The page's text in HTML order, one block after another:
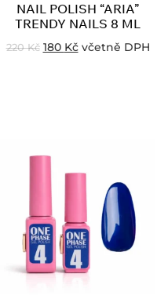
NAIL POLISH “ARIA”
TRENDY NAILS 8 ML
220Kč 180 Kč včetně DPH